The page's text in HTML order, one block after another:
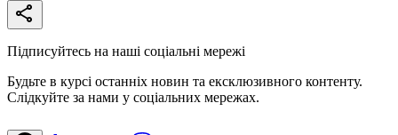
Підписуйтесь на наші соціальні мережі
Будьте в курсі останніх новин та ексклюзивного контенту.
Слідкуйте за нами у соціальних мережах.